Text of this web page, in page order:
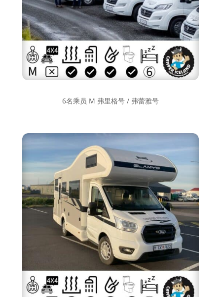
6名乘员 M 弗里格号 / 弗蕾雅号